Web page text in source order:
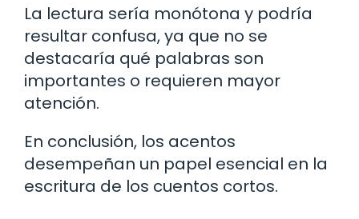
La lectura sería monótona y podría
resultar confusa, ya que no se
destacaría qué palabras son
importantes o requieren mayor
atención.
En conclusión, los acentos
desempeñan un papel esencial en la
escritura de los cuentos cortos.